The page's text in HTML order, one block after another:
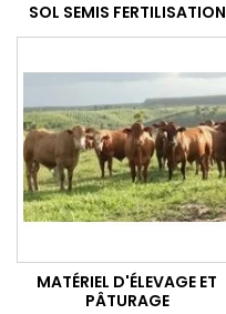
SOL SEMIS FERTILISATION
MATÉRIEL D'ÉLEVAGE ET
PÂTURAGE